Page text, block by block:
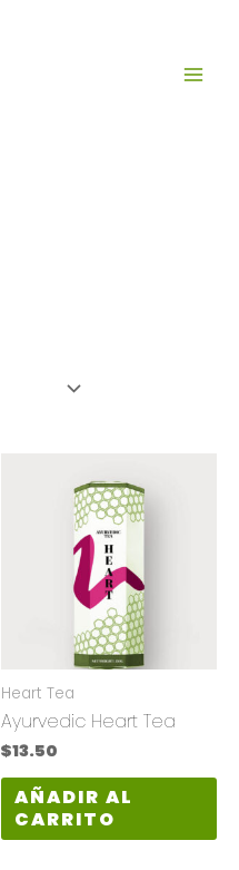
Heart Tea
Ayurvedic Heart Tea
$13.50
AÑADIR AL
CARRITO